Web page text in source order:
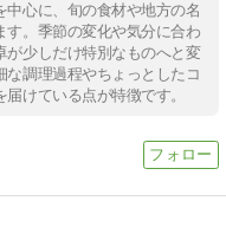
心に、旬の食材や地方の名
す。季節の変化や気分に合わ
が少しだけ特別なものへと変
調理過程やちょっとしたコ
けている点が特徴です。